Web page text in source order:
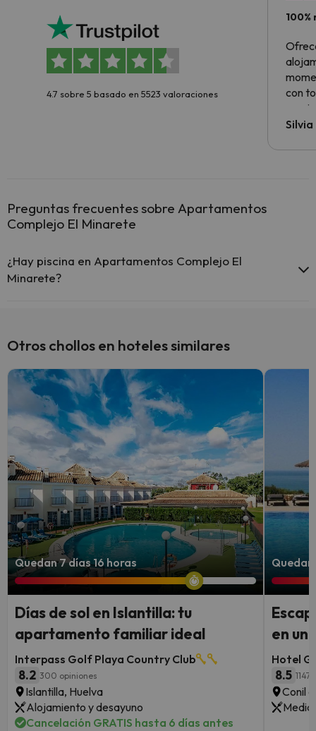
4.7 sobre 5 basado en 5523 valoraciones
con
Preguntas frecuentes sobre Apartamentos
Complejo El Minarete
¿Hay piscina en Apartamentos Complejo El
Minarete?
Otros chollos en hoteles similares
Quedan 7 días 16 horas
Días de sol en Islantilla: tu
apartamento familiar ideal
Interpass Golf Playa Country Club
8.2 300 opiniones
Islantilla, Huelva
Alojamiento y desayuno
Cancelación GRATIS hasta 6 días antes
en un
Hotel
8.5 1147
Conil
Media